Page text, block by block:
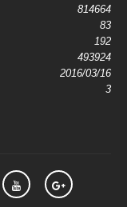
814664
83
192
493924
2016/03/16
3